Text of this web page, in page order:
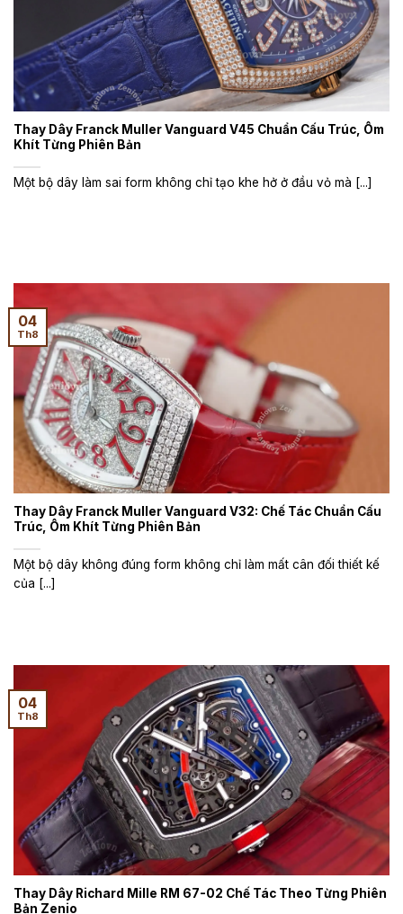
Thay Dây Franck Muller Vanguard V45 Chuẩn Cấu Trúc, Ôm
Khít Từng Phiên Bản
Một bộ dây làm sai form không chỉ tạo khe hở ở đầu vỏ mà [...]
Thay Dây Franck Muller Vanguard V32: Chế Tác Chuẩn Cấu
Trúc, Ôm Khít Từng Phiên Bản
Một bộ dây không đúng form không chỉ làm mất cân đối thiết kế
của [...]
04
Th8
Thay Dây Richard Mille RM 67-02 Chế Tác Theo Từng Phiên
Bản Zenio
04
Th8